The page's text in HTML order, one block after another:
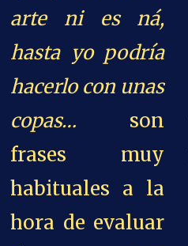
arte ni es ná,
hasta yo podría
hacerlo con unas
copas… son
frases muy
habituales a la
hora de evaluar